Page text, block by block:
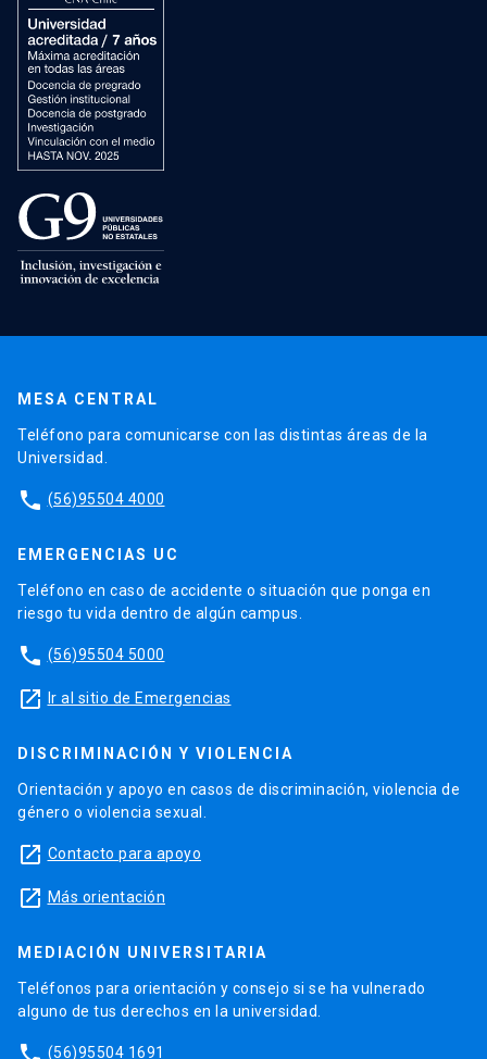
MESA CENTRAL
Teléfono para comunicarse con las distintas áreas de la
Universidad.
phone (56)95504 4000
EMERGENCIAS UC
Teléfono en caso de accidente o situación que ponga en
riesgo tu vida dentro de algún campus.
phone (56)95504 5000
launch Ir al sitio de Emergencias
DISCRIMINACIÓN Y VIOLENCIA
Orientación y apoyo en casos de discriminación, violencia de
género o violencia sexual.
launch Contacto para apoyo
launch Más orientación
MEDIACIÓN UNIVERSITARIA
Teléfonos para orientación y consejo si se ha vulnerado
alguno de tus derechos en la universidad.
(56)95504 1691